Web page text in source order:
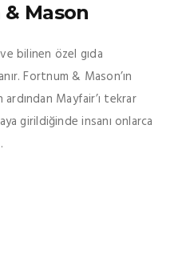
& Mason
bilinen özel gıda
Fortnum & Mason’ın
Mayfair’ı tekrar
girildiğinde insanı onlarca